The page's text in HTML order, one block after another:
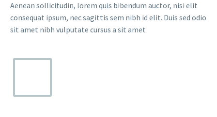
Aenean sollicitudin, lorem quis bibendum auctor, nisi elit
consequat ipsum, nec sagittis sem nibh id elit. Duis sed odio
sit amet nibh vulputate cursus a sit amet